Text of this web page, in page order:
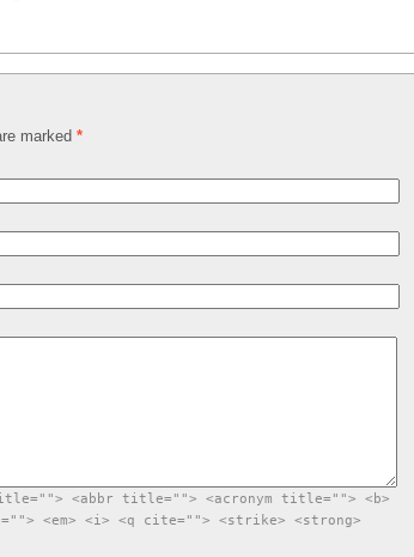
marked *
<abbr title=""> <acronym title=""> <b>
<em> <i> <q cite=""> <strike> <strong>